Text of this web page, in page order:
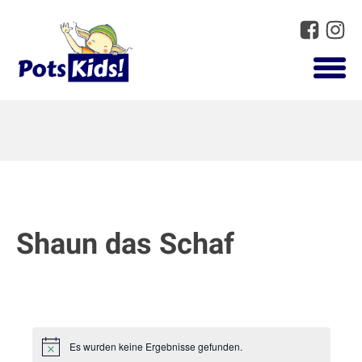
Shaun das Schaf
Es wurden keine Ergebnisse gefunden.